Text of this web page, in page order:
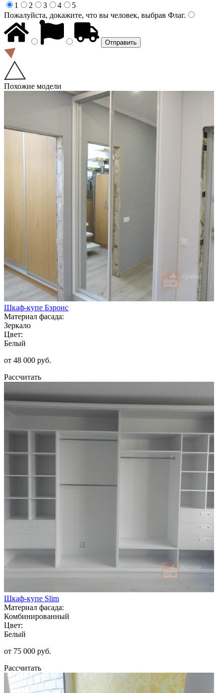
1
2 3 4
5
Пожалуйста, докажите, что вы человек, выбрав Флаг.
Похожие модели
Шкаф-купе Бэронс
Материал фасада:
Зеркало
Цвет:
Белый
от 48 000 руб.
Рассчитать
Шкаф-купе Slim
Материал фасада:
Комбинированный
Цвет:
Белый
от 75 000 руб.
Рассчитать